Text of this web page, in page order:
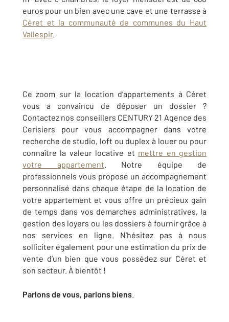
euros pour un bien avec une cave et une terrasse à
Céret et la communauté de communes du Haut
Vallespir.
Ce zoom sur la location d’appartements à Céret
vous a convaincu de déposer un dossier ?
Contactez nos conseillers CENTURY 21 Agence des
Cerisiers pour vous accompagner dans votre
recherche de studio, loft ou duplex à louer ou pour
connaître la valeur locative et mettre en gestion
votre appartement. Notre équipe de
professionnels vous propose un accompagnement
personnalisé dans chaque étape de la location de
votre appartement et vous offre un précieux gain
de temps dans vos démarches administratives, la
gestion des loyers ou les dossiers à fournir grâce à
nos services en ligne. N’hésitez pas à nous
solliciter également pour une estimation du prix de
vente d’un bien que vous possédez sur Céret et
son secteur. À bientôt !
Parlons de vous, parlons biens.